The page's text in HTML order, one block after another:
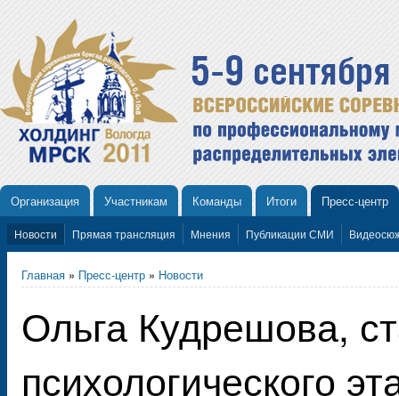
Организация Участникам Команды Итоги Пресс-центр
Новости Прямая трансляция Мнения Публикации СМИ
Главная » Пресс-центр » Новости
Ольга Кудрешова,
психологического